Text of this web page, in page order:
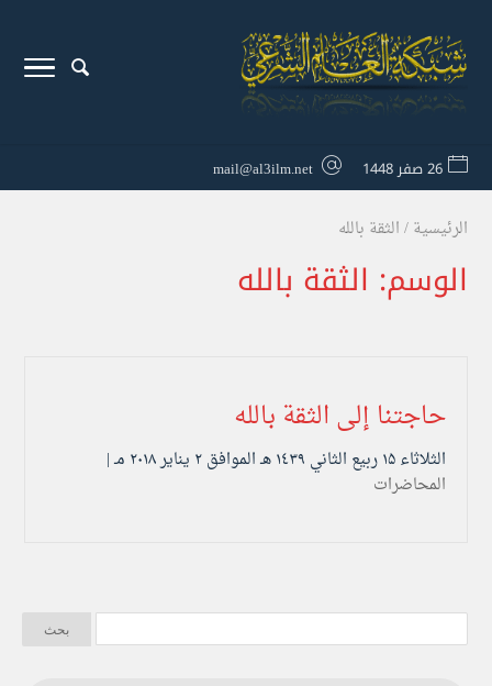
26 صفر 1448 mail@al3ilm.net
الرئيسية/الثقة بالله
الوسم: الثقة بالله
حاجتنا إلى الثقة بالله
الثلاثاء ۱۵ ربيع الثاني ۱٤۳۹ هـ الموافق ۲ يناير ۲۰۱۸ مـ |
المحاضرات